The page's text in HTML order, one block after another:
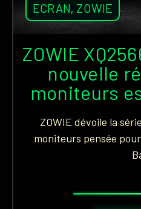
ECRAN, ZOWIE
ZOWIE
nouvelle
moniteurs
ZOWIE dévoile la
moniteurs pensée